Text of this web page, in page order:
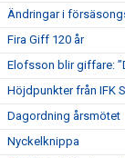
Ändringar i
Fira Giff 120 år
Elofsson blir giffare:
Höjdpunkter från IFK
Dagordning årsmötet
Nyckelknippa